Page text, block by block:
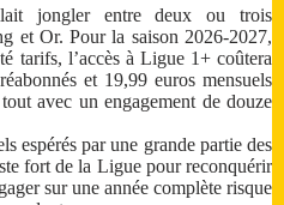
jongler entre deux ou trois
et Or. Pour la saison 2026-2027,
tarifs, l’accès à Ligue 1+ coûtera
et 19,99 euros mensuels
avec un engagement de douze
espérés par une grande partie des
fort de la Ligue pour reconquérir
sur une année complète risque